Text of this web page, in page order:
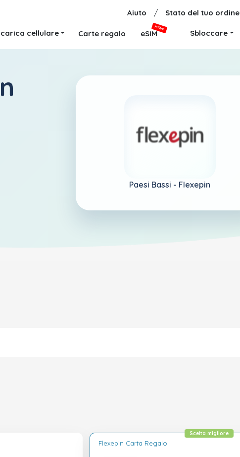
Aiuto / Stato del tuo ordine
cellulare Carte regalo eSIM
NUOVO
Sbloccare
Paesi Bassi - Flexepin
Flexepin Carta Regalo
Scelta migliore